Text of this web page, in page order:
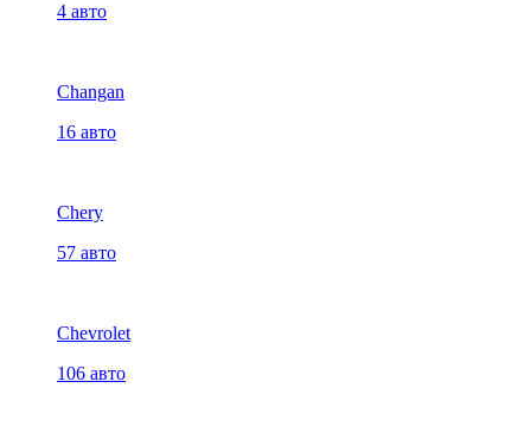
4 авто
Changan
16 авто
Chery
57 авто
Chevrolet
106 авто